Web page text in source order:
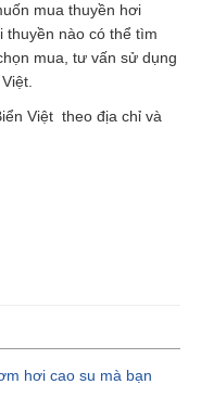
mua thuyền hơi
thuyền nào có thể tìm
mua, tư vấn sử dụng
Việt theo địa chỉ và
hơi cao su mà bạn